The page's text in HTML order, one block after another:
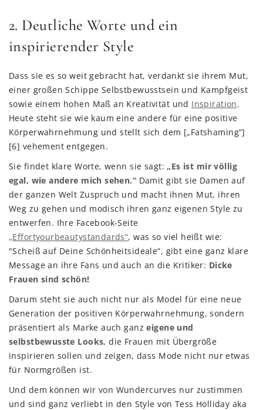
2. Deutliche Worte und ein
inspirierender Style
Dass sie es so weit gebracht hat, verdankt sie ihrem Mut,
einer großen Schippe Selbstbewusstsein und Kampfgeist
sowie einem hohen Maß an Kreativität und Inspiration.
Heute steht sie wie kaum eine andere für eine positive
Körperwahrnehmung und stellt sich dem [„Fatshaming“]
[6] vehement entgegen.
Sie findet klare Worte, wenn sie sagt:„Es ist mir völlig
egal, wie andere mich sehen.“ Damit gibt sie Damen auf
der ganzen Welt Zuspruch und macht ihnen Mut, ihren
Weg zu gehen und modisch ihren ganz eigenen Style zu
entwerfen. Ihre Facebook-Seite
„Effortyourbeautystandards“, was so viel heißt wie:
"Scheiß auf Deine Schönheitsideale“, gibt eine ganz klare
Message an ihre Fans und auch an die Kritiker: Dicke
Frauen sind schön!
Darum steht sie auch nicht nur als Model für eine neue
Generation der positiven Körperwahrnehmung, sondern
präsentiert als Marke auch ganzeigene und
selbstbewusste Looks, die Frauen mit Übergröße
inspirieren sollen und zeigen, dass Mode nicht nur etwas
für Normgrößen ist.
Und dem können wir von Wundercurves nur zustimmen
und sind ganz verliebt in den Style von Tess Holliday aka